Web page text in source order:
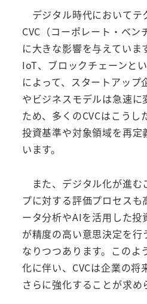
デジタル時代においてテ
CVC（コーポレート・ベン
に大きな影響を与えていま
IoT、ブロックチェーンと
によって、スタートアッ
やビジネスモデルは急速に
ため、多くのCVCはこうし
投資基準や対象領域を再定
います。
また、デジタル化が進む
プに対する評価プロセス
ータ分析やAIを活用した投
が精度の高い意思決定を行
なりつつあります。このよ
化に伴い、CVCは企業の将
さらに強化することが求め